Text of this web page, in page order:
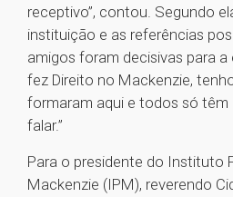
receptivo”, contou. Segundo
instituição e as referências
amigos foram decisivas para a
fez Direito no Mackenzie,
formaram aqui e todos só têm
falar.”
Para o presidente do Instituto
Mackenzie (IPM), reverendo